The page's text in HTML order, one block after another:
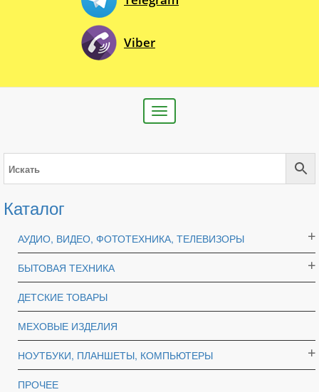
Viber
Toggle
navigation
Каталог
АУДИО, ВИДЕО, ФОТОТЕХНИКА, ТЕЛЕВИЗОРЫ
БЫТОВАЯ ТЕХНИКА
ДЕТСКИЕ ТОВАРЫ
МЕХОВЫЕ ИЗДЕЛИЯ
НОУТБУКИ, ПЛАНШЕТЫ, КОМПЬЮТЕРЫ
ПРОЧЕЕ